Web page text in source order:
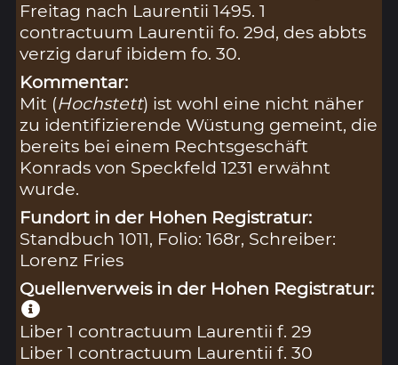
Freitag nach Laurentii 1495. 1
contractuum Laurentii fo. 29d, des abbts
verzig daruf ibidem fo. 30.
Kommentar:
Mit (Hochstett) ist wohl eine nicht näher
zu identifizierende Wüstung gemeint, die
bereits bei einem Rechtsgeschäft
Konrads von Speckfeld 1231 erwähnt
wurde.
Fundort in der Hohen Registratur:
Standbuch 1011, Folio: 168r, Schreiber:
Lorenz Fries
Quellenverweis in der Hohen Registratur:
Liber 1 contractuum Laurentii f. 29
Liber 1 contractuum Laurentii f. 30